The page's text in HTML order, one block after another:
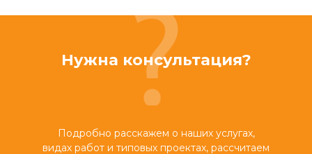
Нужна консультация?
Подробно расскажем о наших услугах,
видах работ и типовых проектах, рассчитаем